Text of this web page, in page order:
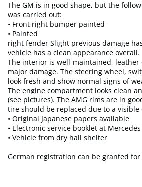
The GM is in good shape, but the
was carried out:
• Front right bumper painted
• Painted
right fender Slight previous damage
vehicle has a clean appearance overall.
The interior is well-maintained, leather
major damage. The steering wheel,
look fresh and show normal signs of
The engine compartment looks clean
(see pictures). The AMG rims are in
tire should be replaced due to a visible
• Original Japanese papers available
• Electronic service booklet at
• Vehicle from dry hall shelter
German registration can be granted